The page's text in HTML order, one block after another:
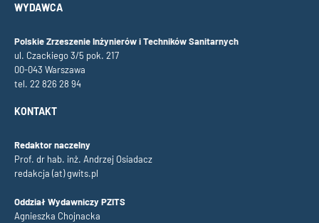
WYDAWCA
Polskie Zrzeszenie Inżynierów i Techników Sanitarnych
ul. Czackiego 3/5 pok. 217
00-043 Warszawa
tel. 22 826 28 94
KONTAKT
Redaktor naczelny
Prof. dr hab. inż. Andrzej Osiadacz
redakcja (at) gwits.pl
Oddział Wydawniczy PZITS
Agnieszka Chojnacka